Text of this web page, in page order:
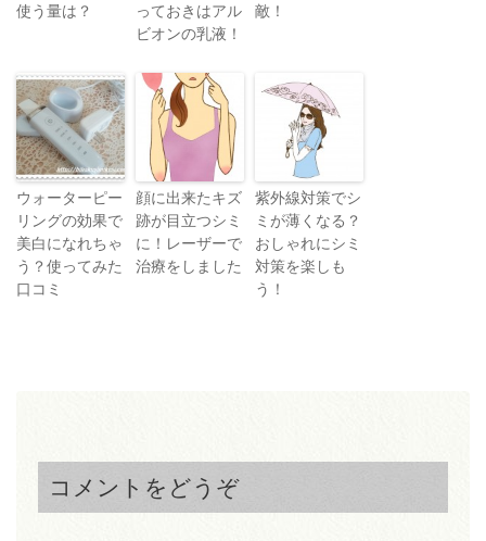
使う量は？
っておきはアル
ビオンの乳液！
敵！
ウォーターピー
リングの効果で
美白になれちゃ
う？使ってみた
口コミ
顔に出来たキズ
跡が目立つシミ
に！レーザーで
治療をしました
紫外線対策でシ
ミが薄くなる？
おしゃれにシミ
対策を楽しも
う！
コメントをどうぞ